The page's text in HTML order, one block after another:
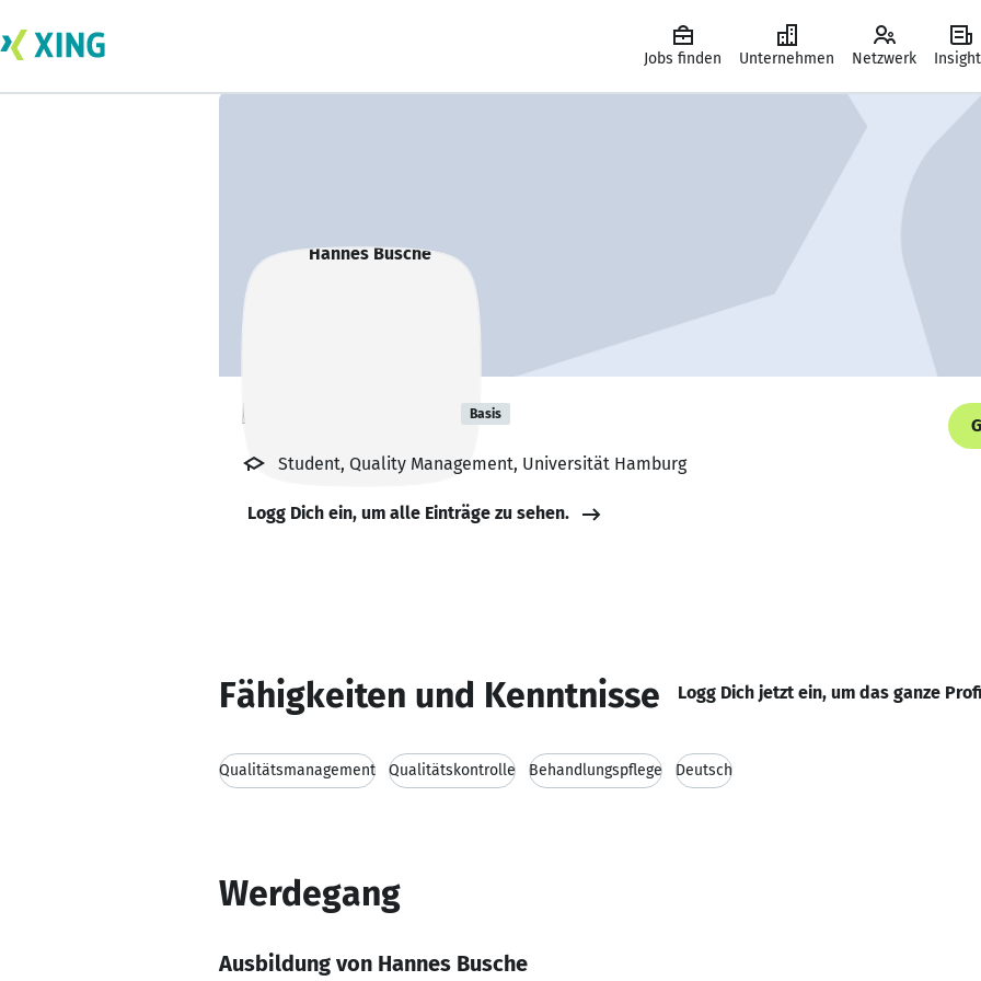
Jobs finden Unternehmen Netzwerk
Hannes Busche Basis
Student, Quality Management, Universität Hamburg
Logg Dich ein, um alle Einträge zu sehen.
Fähigkeiten und Kenntnisse Logg Dich jetzt ein, um das ganze
Qualitätsmanagement Qualitätskontrolle Behandlungspflege Deutsch
Werdegang
Ausbildung von Hannes Busche